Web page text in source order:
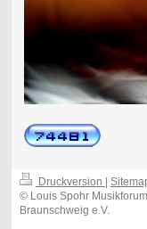
Druckversion
© Louis Spohr Musikforum
Braunschweig e.V.